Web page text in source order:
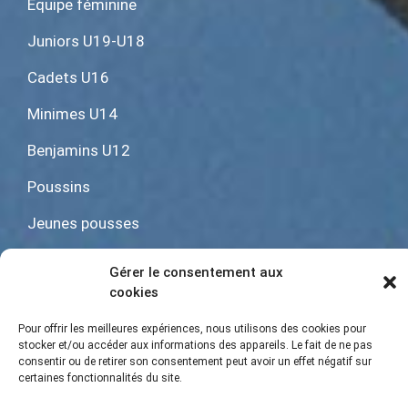
Gérer le consentement aux
cookies
Pour offrir les meilleures expériences, nous utilisons des cookies pour
stocker et/ou accéder aux informations des appareils. Le fait de ne pas
consentir ou de retirer son consentement peut avoir un effet négatif sur
certaines fonctionnalités du site.
Equipe féminine
Juniors U19-U18
Cadets U16
Minimes U14
Benjamins U12
Poussins
Jeunes pousses
Mentions Légales|Gestion des cookies